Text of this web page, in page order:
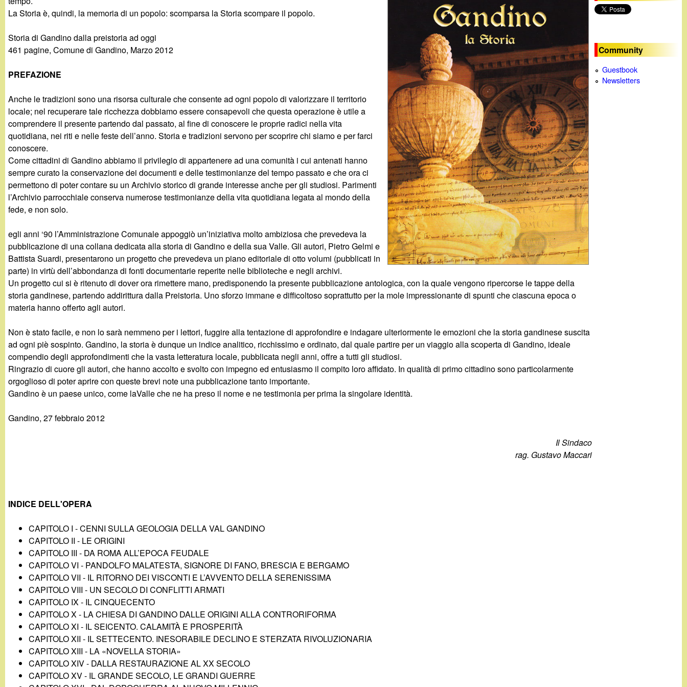
g
a
i
n
o
.
i
t
La Storia è, quindi, la memoria di un popolo: scomparsa la Storia scompare il popolo.
Storia di Gandino dalla preistoria ad oggi
​461 pagine, Comune di Gandino, Marzo 2012
PREFAZIONE
Anche le tradizioni sono una risorsa culturale che consente ad ogni popolo di valorizzare il territorio
locale; nel recuperare tale ricchezza dobbiamo essere consapevoli che questa operazione è utile a
comprendere il presente partendo dal passato, al fine di conoscere le proprie radici nella vita
quotidiana, nei riti e nelle feste dell’anno. Storia e tradizioni servono per scoprire chi siamo e per farci
conoscere.
Come cittadini di Gandino abbiamo il privilegio di appartenere ad una comunità i cui antenati hanno
sempre curato la conservazione dei documenti e delle testimonianze del tempo passato e che ora ci
permettono di poter contare su un Archivio storico di grande interesse anche per gli studiosi. Parimenti
l’Archivio parrocchiale conserva numerose testimonianze della vita quotidiana legata al mondo della
fede, e non solo.
egli anni ‘90 l’Amministrazione Comunale appoggiò un’iniziativa molto ambiziosa che prevedeva la
pubblicazione di una collana dedicata alla storia di Gandino e della sua Valle. Gli autori, Pietro Gelmi e
Battista Suardi, presentarono un progetto che prevedeva un piano editoriale di otto volumi (pubblicati in
parte) in virtù dell’abbondanza di fonti documentarie reperite nelle biblioteche e negli archivi.
Un progetto cui si è ritenuto di dover ora rimettere mano, predisponendo la presente pubblicazione antologica, con la quale vengono ripercorse le tappe della
storia gandinese, partendo addirittura dalla Preistoria. Uno sforzo immane e difficoltoso soprattutto per la mole impressionante di spunti che ciascuna epoca o
materia hanno offerto agli autori.
Non è stato facile, e non lo sarà nemmeno per i lettori, fuggire alla tentazione di approfondire e indagare ulteriormente le emozioni che la storia gandinese suscita
ad ogni piè sospinto. Gandino, la storia è dunque un indice analitico, ricchissimo e ordinato, dal quale partire per un viaggio alla scoperta di Gandino, ideale
compendio degli approfondimenti che la vasta letteratura locale, pubblicata negli anni, offre a tutti gli studiosi.
Ringrazio di cuore gli autori, che hanno accolto e svolto con impegno ed entusiasmo il compito loro affidato. In qualità di primo cittadino sono particolarmente
orgoglioso di poter aprire con queste brevi note una pubblicazione tanto importante.
Gandino è un paese unico, come laValle che ne ha preso il nome e ne testimonia per prima la singolare identità.
Gandino, 27 febbraio 2012
Il Sindaco
rag. Gustavo Maccari
INDICE DELL'OPERA
CAPITOLO I - CENNI SULLA GEOLOGIA DELLA VAL GANDINO
CAPITOLO II - LE ORIGINI
CAPITOLO III - DA ROMA ALL’EPOCA FEUDALE
CAPITOLO VI - PANDOLFO MALATESTA, SIGNORE DI FANO, BRESCIA E BERGAMO
CAPITOLO VII - IL RITORNO DEI VISCONTI E L’AVVENTO DELLA SERENISSIMA
CAPITOLO VIII - UN SECOLO DI CONFLITTI ARMATI
CAPITOLO IX - IL CINQUECENTO
CAPITOLO X - LA CHIESA DI GANDINO DALLE ORIGINI ALLA CONTRORIFORMA
CAPITOLO XI - IL SEICENTO. CALAMITÀ E PROSPERITÀ
CAPITOLO XII - IL SETTECENTO. INESORABILE DECLINO E STERZATA RIVOLUZIONARIA
CAPITOLO XIII - LA «NOVELLA STORIA»
CAPITOLO XIV - DALLA RESTAURAZIONE AL XX SECOLO
CAPITOLO XV - IL GRANDE SECOLO, LE GRANDI GUERRE
Community
Guestbook
Newsletters